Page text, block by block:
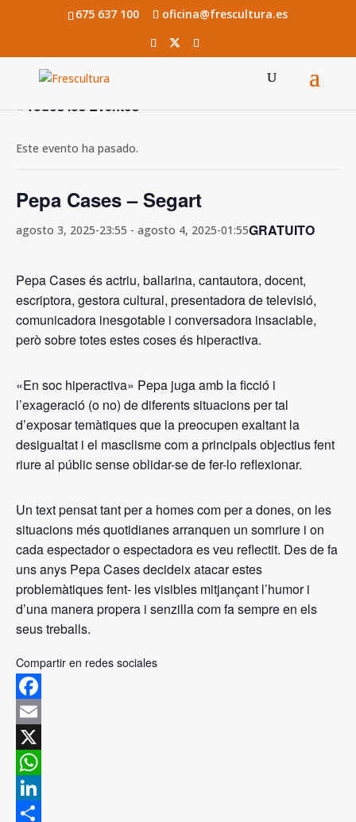
675 637 100 oficina@frescultura.es
« Todos los Eventos
Este evento ha pasado.
Pepa Cases – Segart
agosto 3, 2025-23:55 - agosto 4, 2025-01:55GRATUITO
Pepa Cases és actriu, ballarina, cantautora, docent,
escriptora, gestora cultural, presentadora de televisió,
comunicadora inesgotable i conversadora insaciable,
però sobre totes estes coses és hiperactiva.
«En soc hiperactiva» Pepa juga amb la ficció i
l’exageració (o no) de diferents situacions per tal
d’exposar temàtiques que la preocupen exaltant la
desigualtat i el masclisme com a principals objectius fent
riure al públic sense oblidar-se de fer-lo reflexionar.
Un text pensat tant per a homes com per a dones, on les
situacions més quotidianes arranquen un somriure i on
cada espectador o espectadora es veu reflectit. Des de fa
uns anys Pepa Cases decideix atacar estes
problemàtiques fent- les visibles mitjançant l’humor i
d’una manera propera i senzilla com fa sempre en els
seus treballs.
Compartir en redes sociales
Facebook
Email
X
WhatsApp
LinkedIn